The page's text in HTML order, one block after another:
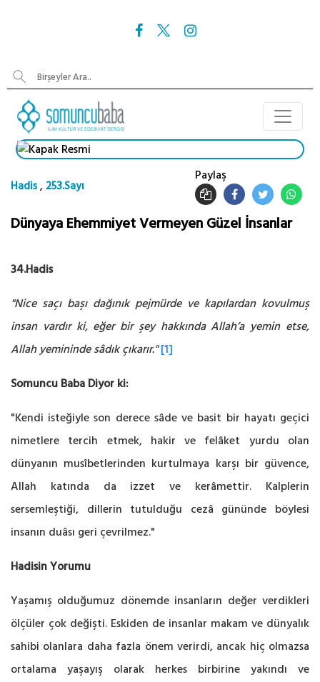
Hadis, 253.Sayı
Paylaş
Dünyaya Ehemmiyet Vermeyen Güzel İnsanlar
34.Hadis
"Nice saçı başı dağınık pejmürde ve kapılardan kovulmuş
insan vardır ki, eğer bir şey hakkında Allah’a yemin etse,
Allah yemininde sâdık çıkarır." [1]
Somuncu Baba Diyor ki:
"Kendi isteğiyle son derece sâde ve basit bir hayatı geçici
nimetlere tercih etmek, hakir ve felâket yurdu olan
dünyanın musîbetlerinden kurtulmaya karşı bir güvence,
Allah katında da izzet ve kerâmettir. Kalplerin
sersemleştiği, dillerin tutulduğu cezâ gününde böylesi
insanın duâsı geri çevrilmez."
Hadisin Yorumu
Yaşamış olduğumuz dönemde insanların değer verdikleri
ölçüler çok değişti. Eskiden de insanlar makam ve dünyalık
sahibi olanlara daha fazla önem verirdi, ancak hiç olmazsa
ortalama yaşayış olarak herkes birbirine yakındı ve